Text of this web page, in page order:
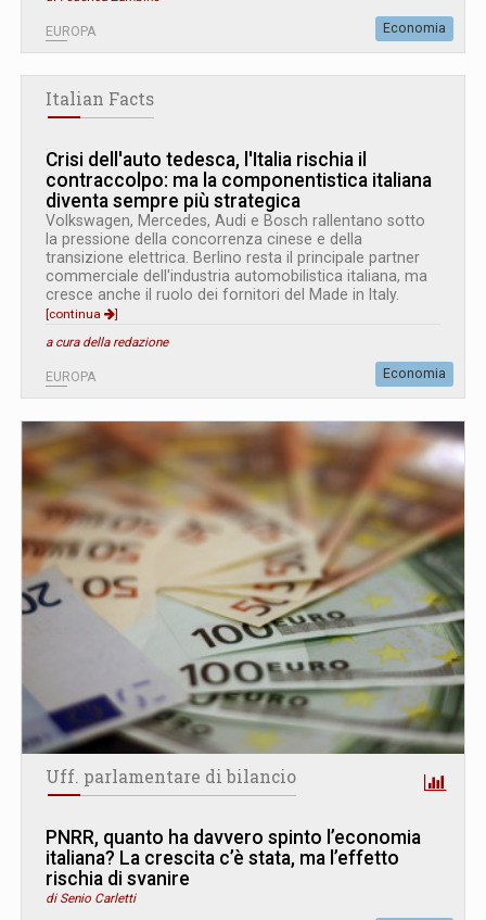
EUROPA Economia
Italian Facts
Crisi dell'auto tedesca, l'Italia rischia il
contraccolpo: ma la componentistica italiana
diventa sempre più strategica
Volkswagen, Mercedes, Audi e Bosch rallentano sotto
la pressione della concorrenza cinese e della
transizione elettrica. Berlino resta il principale partner
commerciale dell'industria automobilistica italiana, ma
cresce anche il ruolo dei fornitori del Made in Italy.
[continua
]
a cura della redazione
EUROPA Economia
Uff. parlamentare di bilancio
PNRR, quanto ha davvero spinto l’economia
italiana? La crescita c’è stata, ma l’effetto
rischia di svanire
di Senio Carletti